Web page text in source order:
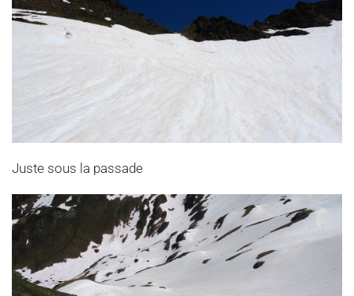
Juste sous la passade